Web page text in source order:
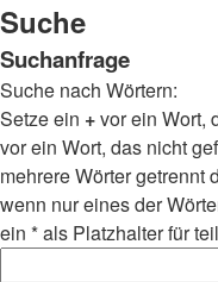
Suche
Suchanfrage
Suche nach Wörtern:
Setze ein +vor ein Wort,
vor ein Wort, das nicht
mehrere Wörter getrennt
wenn nur eines der
ein * als Platzhalter für